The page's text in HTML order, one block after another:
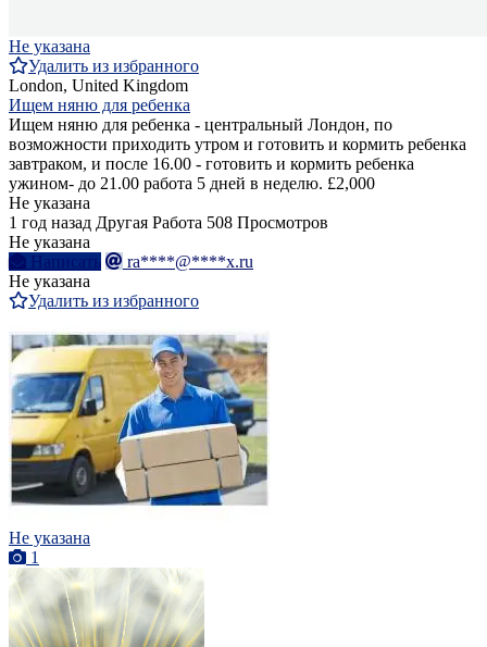
Не указана
Удалить из избранного
London, United Kingdom
Ищем няню для ребенка
Ищем няню для ребенка - центральный Лондон, по
возможности приходить утром и готовить и кормить ребенка
завтраком, и после 16.00 - готовить и кормить ребенка
ужином- до 21.00 работа 5 дней в неделю. £2,000
Не указана
1 год назад Другая Работа 508 Просмотров
Не указана
Написать
ra****@****x.ru
Не указана
Удалить из избранного
Не указана
1